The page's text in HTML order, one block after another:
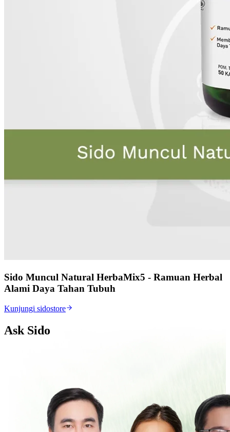
Sido Muncul Natural HerbaMix5 - Ramuan Herbal
Alami Daya Tahan Tubuh
Kunjungi sidostore
Ask Sido